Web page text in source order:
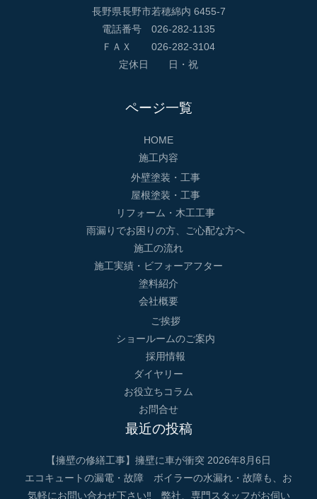
長野県長野市若穂綿内 6455-7
電話番号 026-282-1135
ＦＡＸ 026-282-3104
定休日 日・祝
ページ一覧
HOME
施工内容
外壁塗装・工事
屋根塗装・工事
リフォーム・木工工事
雨漏りでお困りの方、ご心配な方へ
施工の流れ
施工実績・ビフォーアフター
塗料紹介
会社概要
ご挨拶
ショールームのご案内
採用情報
ダイヤリー
お役立ちコラム
お問合せ
最近の投稿
【擁壁の修繕工事】擁壁に車が衝突 2026年8月6日
エコキュートの漏電・故障 ボイラーの水漏れ・故障も、お
気軽にお問い合わせ下さい‼ 弊社、専門スタッフがお伺い